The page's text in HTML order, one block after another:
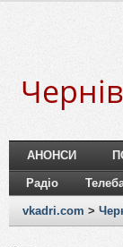
АНОНСИ
Радіо
vkadri.com >